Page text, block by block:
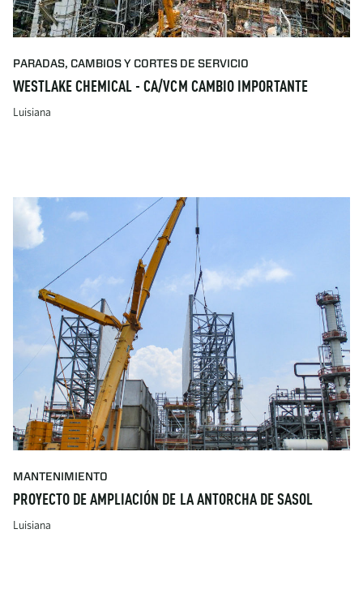
PARADAS, CAMBIOS Y CORTES DE SERVICIO
WESTLAKE CHEMICAL - CA/VCM CAMBIO IMPORTANTE
Luisiana
MANTENIMIENTO
PROYECTO DE AMPLIACIÓN DE LA ANTORCHA DE SASOL
Luisiana